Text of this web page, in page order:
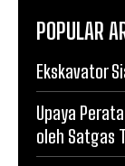
POPULAR
Ekskavator
Upaya
oleh Satgas